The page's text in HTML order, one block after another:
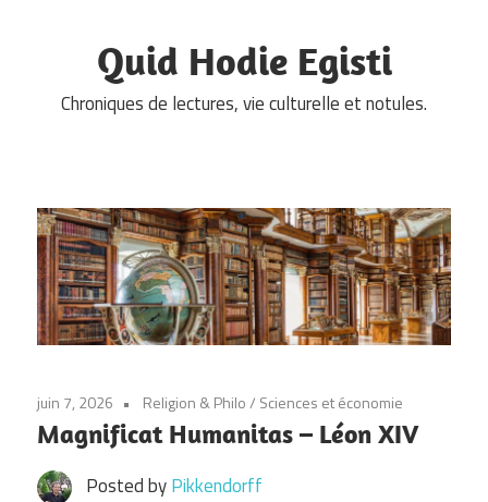
Quid Hodie Egisti
Chroniques de lectures, vie culturelle et notules.
juin 7, 2026 Religion & Philo/ Sciences et économie
Magnificat Humanitas – Léon XIV
Posted byPikkendorff